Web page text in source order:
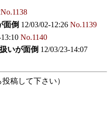
No.1138
面倒 12/03/02-12:26 No.1139
No.1140
いが面倒 12/03/23-14:07
稿して下さい）